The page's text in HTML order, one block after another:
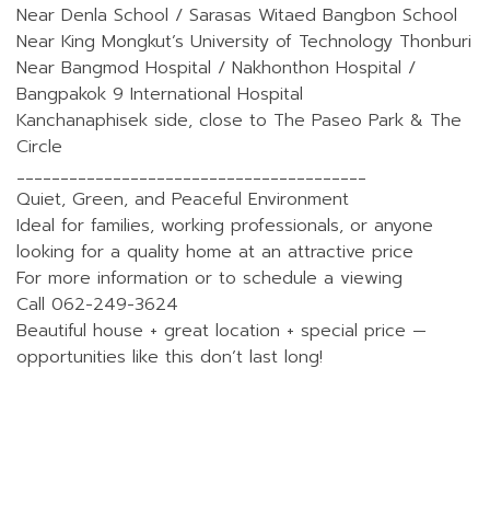
Near Denla School / Sarasas Witaed Bangbon School
Near King Mongkut’s University of Technology Thonburi
Near Bangmod Hospital / Nakhonthon Hospital /
Bangpakok 9 International Hospital
Kanchanaphisek side, close to The Paseo Park & The
Circle
________________________________________
Quiet, Green, and Peaceful Environment
Ideal for families, working professionals, or anyone
looking for a quality home at an attractive price
For more information or to schedule a viewing
Call 062-249-3624
Beautiful house + great location + special price —
opportunities like this don’t last long!